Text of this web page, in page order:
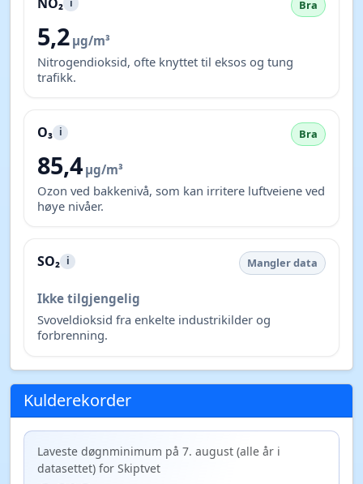
i Bra
5,2 µg/m³
Nitrogendioksid, ofte knyttet til eksos og tung
trafikk.
O₃ i Bra
85,4 µg/m³
Ozon ved bakkenivå, som kan irritere luftveiene ved
høye nivåer.
SO₂ i Mangler data
Ikke tilgjengelig
Svoveldioksid fra enkelte industrikilder og
forbrenning.
Kulderekorder
Laveste døgnminimum på 7. august (alle år i
datasettet) for Skiptvet